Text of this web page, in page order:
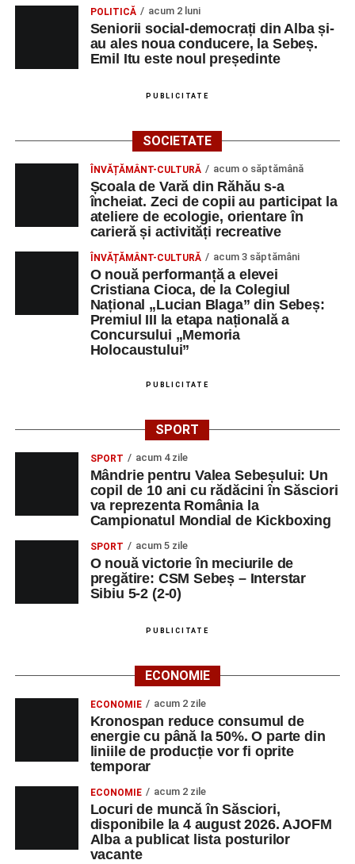
Primul concert din cadrul String Symphonic Camp
2026 a adus emoție și aplauze la Sebeș
POLITICĂ acum 2 luni
Seniorii social-democrați din Alba și-
au ales noua conducere, la Sebeș.
Emil Itu este noul președinte
PUBLICITATE
SOCIETATE
ÎNVĂȚĂMÂNT-CULTURĂ acum o săptămână
Școala de Vară din Răhău s-a
încheiat. Zeci de copii au participat la
ateliere de ecologie, orientare în
carieră și activități recreative
ÎNVĂȚĂMÂNT-CULTURĂ acum 3 săptămâni
O nouă performanță a elevei
Cristiana Cioca, de la Colegiul
Național „Lucian Blaga” din Sebeș:
Premiul III la etapa națională a
Concursului „Memoria
Holocaustului”
PUBLICITATE
SPORT
SPORT acum 4 zile
Mândrie pentru Valea Sebeșului: Un
copil de 10 ani cu rădăcini în Săsciori
va reprezenta România la
Campionatul Mondial de Kickboxing
SPORT acum 5 zile
O nouă victorie în meciurile de
pregătire: CSM Sebeș – Interstar
Sibiu 5-2 (2-0)
PUBLICITATE
ECONOMIE
ECONOMIE acum 2 zile
Kronospan reduce consumul de
energie cu până la 50%. O parte din
liniile de producție vor fi oprite
temporar
ECONOMIE acum 2 zile
Locuri de muncă în Săsciori,
disponibile la 4 august 2026. AJOFM
Alba a publicat lista posturilor
vacante